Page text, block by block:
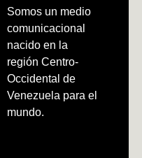
Somos un medio
comunicacional
nacido en la
región Centro-
Occidental de
Venezuela para el
mundo.